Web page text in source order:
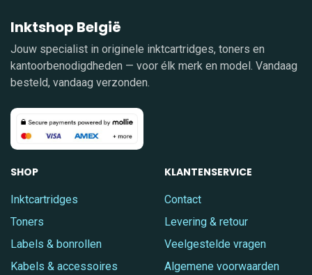
Inktshop België
Jouw specialist in originele inktcartridges, toners en
kantoorbenodigdheden — voor élk merk en model. Vandaag
besteld, vandaag verzonden.
SHOP
Inktcartridges
Toners
Labels & bonrollen
Kabels & accessoires
KLANTENSERVICE
Contact
Levering & retour
Veelgestelde vragen
Algemene voorwaarden